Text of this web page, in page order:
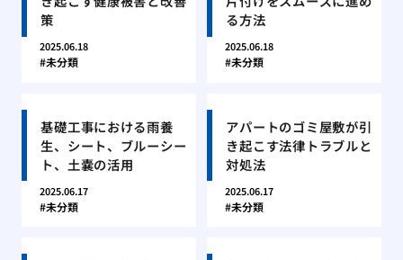
策
2025.06.18
未分類
る方法
2025.06.18
未分類
基礎工事における雨養
生、シート、ブルーシー
ト、土嚢の活用
2025.06.17
未分類
アパートのゴミ屋敷が引
き起こす法律トラブルと
対処法
2025.06.17
未分類